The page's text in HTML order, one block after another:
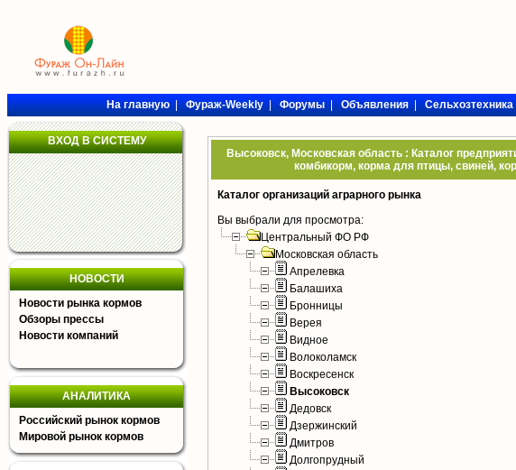
На главную|Фураж-Weekly|Форумы|Объявления|Сельхозтехника
ВХОД В СИСТЕМУ
НОВОСТИ
Новости рынка кормов
Обзоры прессы
Новости компаний
АНАЛИТИКА
Российский рынок кормов
Мировой рынок кормов
Высоковск, Московская область : Каталог
комбикорм, корма для птицы, свиней,
Каталог организаций аграрного рынка
Вы выбрали для просмотра:
Центральный ФО РФ
Московская область
Апрелевка
Балашиха
Бронницы
Верея
Видное
Волоколамск
Воскресенск
Высоковск
Дедовск
Дзержинский
Дмитров
Долгопрудный